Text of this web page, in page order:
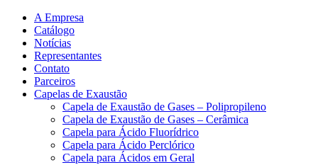
A Empresa
Catálogo
Notícias
Representantes
Contato
Parceiros
Capelas de Exaustão
Capela de Exaustão de Gases – Polipropileno
Capela de Exaustão de Gases – Cerâmica
Capela para Ácido Fluorídrico
Capela para Ácido Perclórico
Capela para Ácidos em Geral